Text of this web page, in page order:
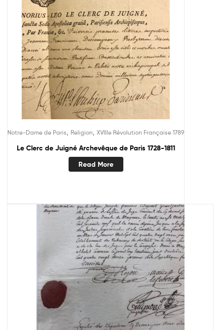
Notre-Dame de Paris Religion XVIIIe Révolution Française 1789
Le Clerc de Juigné Archevêque de Paris 1728-1811
Read More